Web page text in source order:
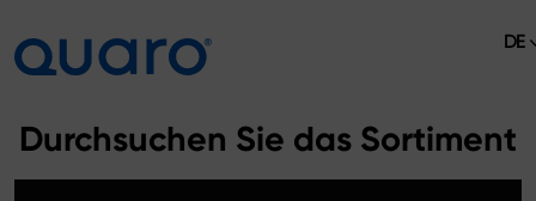
DE
Durchsuchen Sie das Sortiment